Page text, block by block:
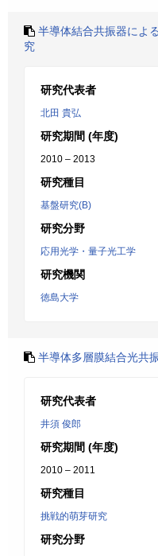
半導体結合共振器によ
究
研究代表者
北田 貴弘
研究期間 (年度)
2010 – 2013
研究種目
基盤研究(B)
研究分野
応用光学・量子光工学
研究機関
徳島大学
半導体多層膜結合光共
研究代表者
井須 俊郎
研究期間 (年度)
2010 – 2011
研究種目
挑戦的萌芽研究
研究分野